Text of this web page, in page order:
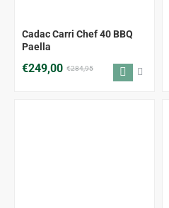
Cadac Carri Chef 40 BBQ
Paella
€249,00 €284,95